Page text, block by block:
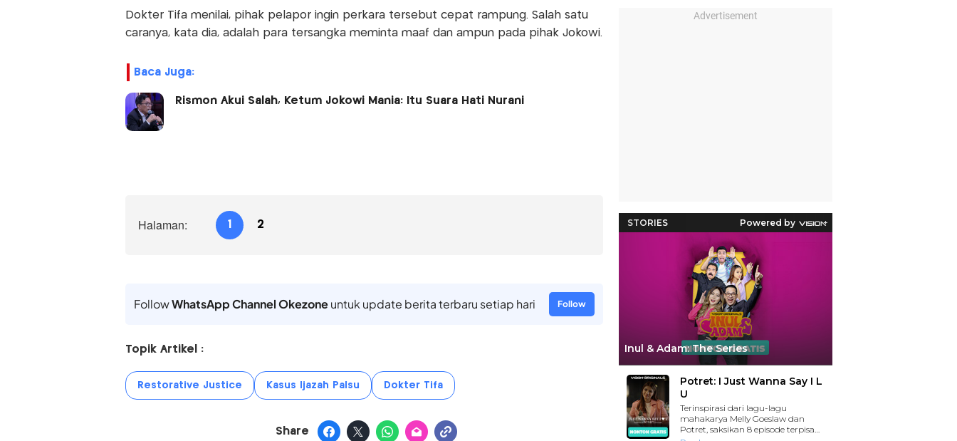
Dokter Tifa menilai, pihak pelapor ingin perkara tersebut cepat rampung. Salah satu
caranya, kata dia, adalah para tersangka meminta maaf dan ampun pada pihak Jokowi.
Baca Juga:
Rismon Akui Salah, Ketum Jokowi Mania: Itu Suara Hati Nurani
Halaman: 1 2
FollowWhatsApp Channel Okezoneuntuk update berita terbaru setiap hari Follow
Topik Artikel :
Restorative Justice Kasus Ijazah Palsu Dokter Tifa
Share
Advertisement